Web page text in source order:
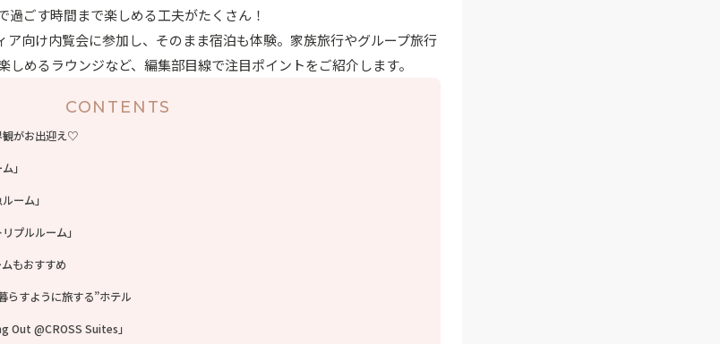
ごす時間まで楽しめる工夫がたくさん！
ア向け内覧会に参加し、そのまま宿泊も体験。家族旅行やグループ旅行
しめるラウンジなど、編集部目線で注目ポイントをご紹介します。
CONTENTS
観がお出迎え♡
」
ーム」
プルルーム」
もおすすめ
らすように旅する”ホテル
Out @CROSS Suites」